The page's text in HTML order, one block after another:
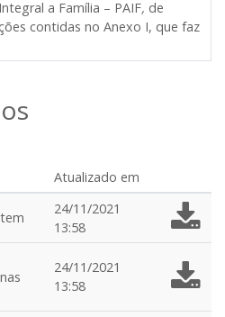
a Família – PAIF, de
contidas no Anexo I, que faz
Atualizado em
24/11/2021
13:58
24/11/2021
13:58